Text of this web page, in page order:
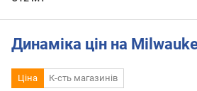
Динаміка цін на
Ціна К-сть магазинів